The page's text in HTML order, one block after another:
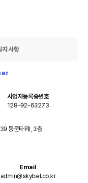
지사항
사업자등록증번호
128-92-63273
동문타워I, 3층
Email
admin@skybel.co.kr